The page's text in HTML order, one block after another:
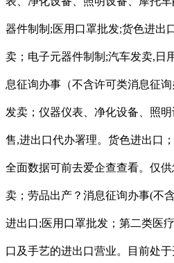
器件制制;医用口罩批发;货色进出
卖；电子元器件制制;汽车发卖,日
息征询办事（不含许可类消息征
发卖；仪器仪表、净化设备、照
售,进出口代办署理。货色进出口
全面数据可前去爱企查查看。仅
卖；劳品出产？消息征询办事(不
进出口;医用口罩批发；第二类医
口及手艺的进出口营业。目前处